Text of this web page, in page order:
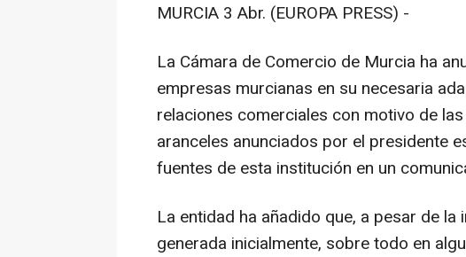
MURCIA 3 Abr. (EUROPA PRESS) -
La Cámara de Comercio de Murcia ha
empresas murcianas en su necesaria
relaciones comerciales con motivo de
aranceles anunciados por el presidente
fuentes de esta institución en un
La entidad ha añadido que, a pesar de
generada inicialmente, sobre todo en